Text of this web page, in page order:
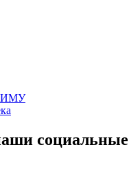
социальные